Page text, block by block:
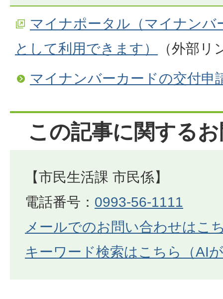
マイナポータル（マイナンバ
として利用できます）
（外部リ
マイナンバーカードの交付申
この記事に関する
【市民生活課 市民係】
電話番号： 0993-56-1111
メールでのお問い合わせはこ
キーワード検索はこちら（AI